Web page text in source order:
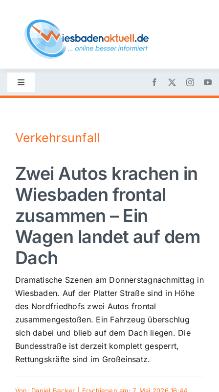
content
Toggle
Navigation
Nachrichten
Politik
Wirtschaft
Sport
Panorama
Mein Stadtteil
Verkehrsunfall
Zwei Autos krachen in
Wiesbaden frontal
zusammen – Ein
Wagen landet auf dem
Dach
Dramatische Szenen am Donnerstagnachmittag in
Wiesbaden. Auf der Platter Straße sind in Höhe
des Nordfriedhofs zwei Autos frontal
zusammengestoßen. Ein Fahrzeug überschlug
sich dabei und blieb auf dem Dach liegen. Die
Bundesstraße ist derzeit komplett gesperrt,
Rettungskräfte sind im Großeinsatz.